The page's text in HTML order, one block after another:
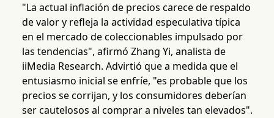
"La actual inflación de precios carece de respaldo
de valor y refleja la actividad especulativa típica
en el mercado de coleccionables impulsado por
las tendencias", afirmó Zhang Yi, analista de
iiMedia Research. Advirtió que a medida que el
entusiasmo inicial se enfríe, "es probable que los
precios se corrijan, y los consumidores deberían
ser cautelosos al comprar a niveles tan elevados".